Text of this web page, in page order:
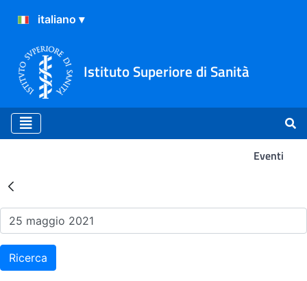
Istituto Superiore di Sanità
Eventi
Risultati della Ricerca -
Ricerca